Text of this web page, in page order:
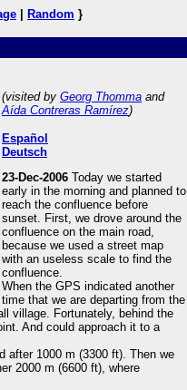
Random }
(visited by Georg Thomma and
Aída Contreras Ramírez)
Español
Deutsch
23-Dec-2006 Today we started
early in the morning and planned to
reach the confluence before
sunset. First, we drove around the
confluence on the main road,
because we used a street map
with an useless scale to find the
confluence.
When the GPS indicated another
time that we are departing from the
village. Fortunately, behind the
And could approach it to a
after 1000 m (3300 ft). Then we
2000 m (6600 ft), where